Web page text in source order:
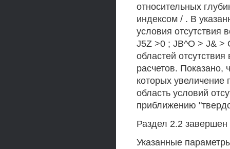
относительных
индексом / . В
условия отсутствия
J5Z >0 ; JB^O > J&
областей
расчетов. Показано,
которых увеличение
область условий
приближению
Раздел 2.2
Указанные